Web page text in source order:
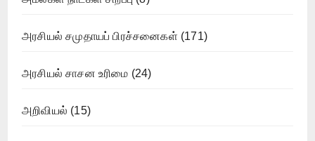
அரசியல் சமுதாயப் பிரச்சனைகள் (171)
அரசியல் சாசன உரிமை (24)
அறிவியல் (15)